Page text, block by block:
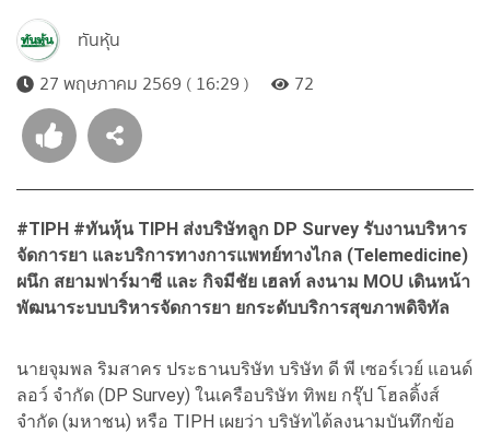
ทันหุ้น
27 พฤษภาคม 2569 ( 16:29 )
72
#TIPH #ทันหุ้น TIPH ส่งบริษัทลูก DP Survey รับงานบริหาร
จัดการยา และบริการทางการแพทย์ทางไกล (Telemedicine)
ผนึก สยามฟาร์มาซี และ กิจมีชัย เฮลท์ ลงนาม MOU เดินหน้า
พัฒนาระบบบริหารจัดการยา ยกระดับบริการสุขภาพดิจิทัล
นายจุมพล ริมสาคร ประธานบริษัท บริษัท ดี พี เซอร์เวย์ แอนด์
ลอว์ จำกัด (DP Survey) ในเครือบริษัท ทิพย กรุ๊ป โฮลดิ้งส์
จำกัด (มหาชน) หรือ TIPH เผยว่า บริษัทได้ลงนามบันทึกข้อ